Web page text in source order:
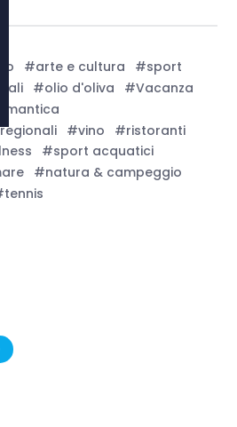
#arte e cultura
#sport
#olio d'oliva
#Vacanza
#vino
#ristoranti
#sport acquatici
#natura & campeggio